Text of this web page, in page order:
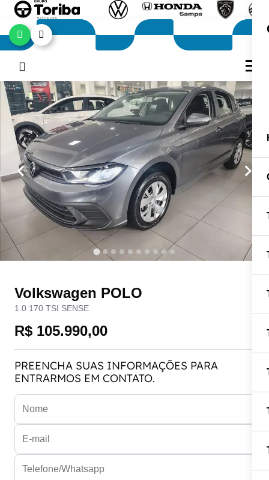
Volkswagen POLO
1.0 170 TSI SENSE
R$ 105.990,00
PREENCHA SUAS INFORMAÇÕES PARA
ENTRARMOS EM CONTATO.